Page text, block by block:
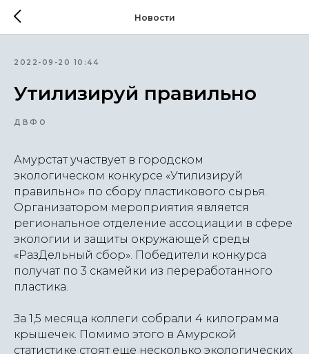
Новости
2022-09-20 10:44
Утилизируй правильно
ДВФО
Амурстат участвует в городском
экологическом конкурсе «Утилизируй
правильно» по сбору пластикового сырья.
Организатором мероприятия является
региональное отделение ассоциации в сфере
экологии и защиты окружающей среды
«РазДельный сбор». Победители конкурса
получат по 3 скамейки из переработанного
пластика.
За 1,5 месяца коллеги собрали 4 килограмма
крышечек. Помимо этого в Амурской
статистике стоят еще несколько экологических